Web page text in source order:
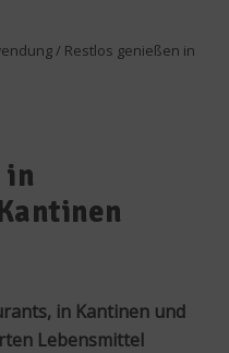
/ Restlos genießen in
in
in Kantinen und
Lebensmittel